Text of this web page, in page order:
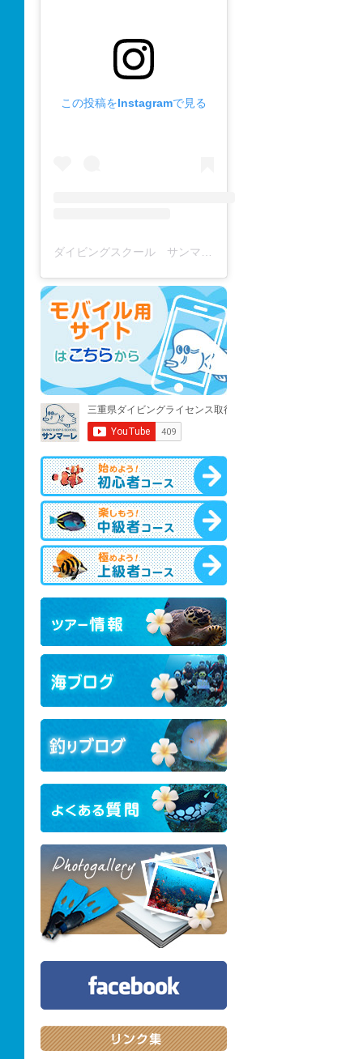
この投稿をInstagramで見る
ダイビングスクール サンマーレ / diving school(@diving_school_sanmare)がシェアした投稿